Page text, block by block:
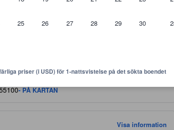
25 26 27 28 29 30
priser (i USD) för 1-nattsvistelse på det sökta boendet
- PÅ KARTAN
Visa information